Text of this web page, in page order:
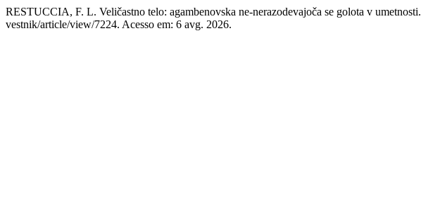
RESTUCCIA, F. L. Veličastno telo: agambenovska ne-nerazodevajoča se golota v umetnosti.
vestnik/article/view/7224. Acesso em: 6 avg. 2026.